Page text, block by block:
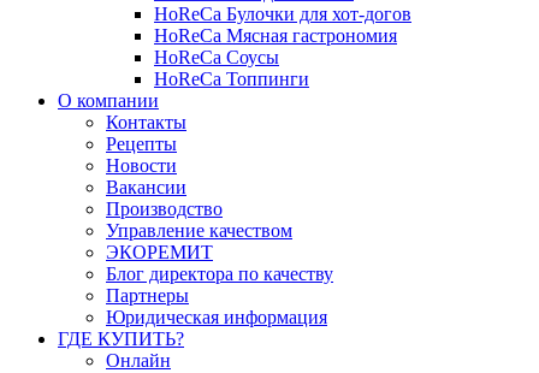
HoReCa Булочки для хот-догов
HoReCa Мясная гастрономия
HoReCa Соусы
HoReCa Топпинги
О компании
Контакты
Рецепты
Новости
Вакансии
Производство
Управление качеством
ЭКОРЕМИТ
Блог директора по качеству
Партнеры
Юридическая информация
ГДЕ КУПИТЬ?
Онлайн